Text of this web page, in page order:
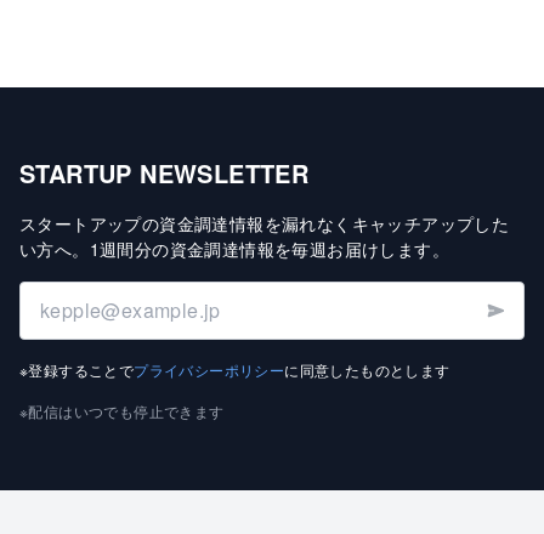
STARTUP NEWSLETTER
スタートアップの資金調達情報を漏れなくキャッチアップした
い方へ。 1週間分の資金調達情報を毎週お届けします。
※登録することでプライバシーポリシーに同意したものとします
※配信はいつでも停止できます